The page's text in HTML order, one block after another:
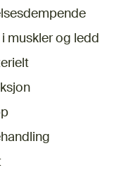
muskler og ledd